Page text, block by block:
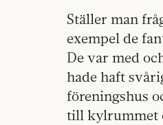
Ställer man
exempel de
De var med
hade haft
föreningshus
till kylrummet